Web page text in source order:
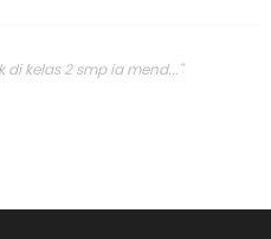
di kelas 2 smp ia mend..."